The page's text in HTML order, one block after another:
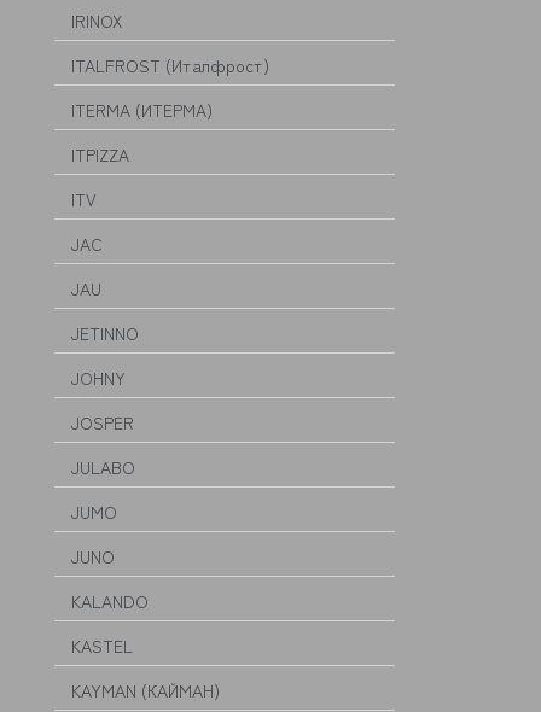
IRINOX
ITALFROST (Италфрост)
ITERMA (ИТЕРМА)
ITPIZZA
ITV
JAC
JAU
JETINNO
JOHNY
JOSPER
JULABO
JUMO
JUNO
KALANDO
KASTEL
KAYMAN (КАЙМАН)